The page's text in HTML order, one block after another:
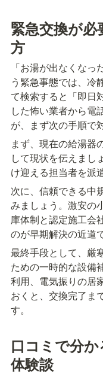
緊急交換が
方
「お湯が出なくな
う緊急事態では、冷
て検索すると「即日
した怖い業者から電
が、まず次の手順で
まず、現在の給湯器
して現状を伝えまし
け迎える担当者を派
次に、信頼できる中
みましょう。激安の
庫体制と認定施工会
のが早期解決の近道
最終手段として、厳
ための一時的な設備
利用、電気振りの居
おくと、交換完了ま
す。
口コミで分
体験談